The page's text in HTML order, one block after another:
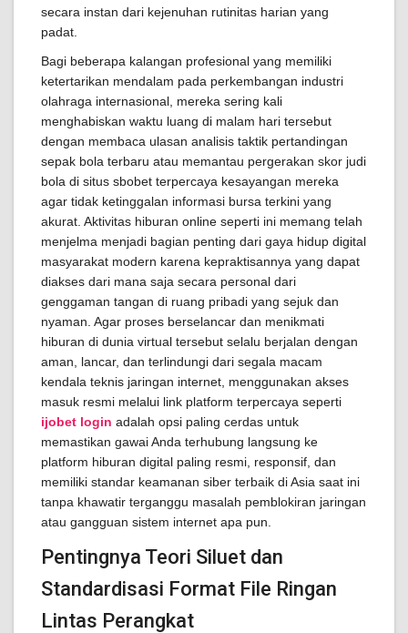
secara instan dari kejenuhan rutinitas harian yang
padat.
Bagi beberapa kalangan profesional yang memiliki
ketertarikan mendalam pada perkembangan industri
olahraga internasional, mereka sering kali
menghabiskan waktu luang di malam hari tersebut
dengan membaca ulasan analisis taktik pertandingan
sepak bola terbaru atau memantau pergerakan skor judi
bola di situs sbobet terpercaya kesayangan mereka
agar tidak ketinggalan informasi bursa terkini yang
akurat. Aktivitas hiburan online seperti ini memang telah
menjelma menjadi bagian penting dari gaya hidup digital
masyarakat modern karena kepraktisannya yang dapat
diakses dari mana saja secara personal dari
genggaman tangan di ruang pribadi yang sejuk dan
nyaman. Agar proses berselancar dan menikmati
hiburan di dunia virtual tersebut selalu berjalan dengan
aman, lancar, dan terlindungi dari segala macam
kendala teknis jaringan internet, menggunakan akses
masuk resmi melalui link platform terpercaya seperti
ijobet login adalah opsi paling cerdas untuk
memastikan gawai Anda terhubung langsung ke
platform hiburan digital paling resmi, responsif, dan
memiliki standar keamanan siber terbaik di Asia saat ini
tanpa khawatir terganggu masalah pemblokiran jaringan
atau gangguan sistem internet apa pun.
Pentingnya Teori Siluet dan
Standardisasi Format File Ringan
Lintas Perangkat